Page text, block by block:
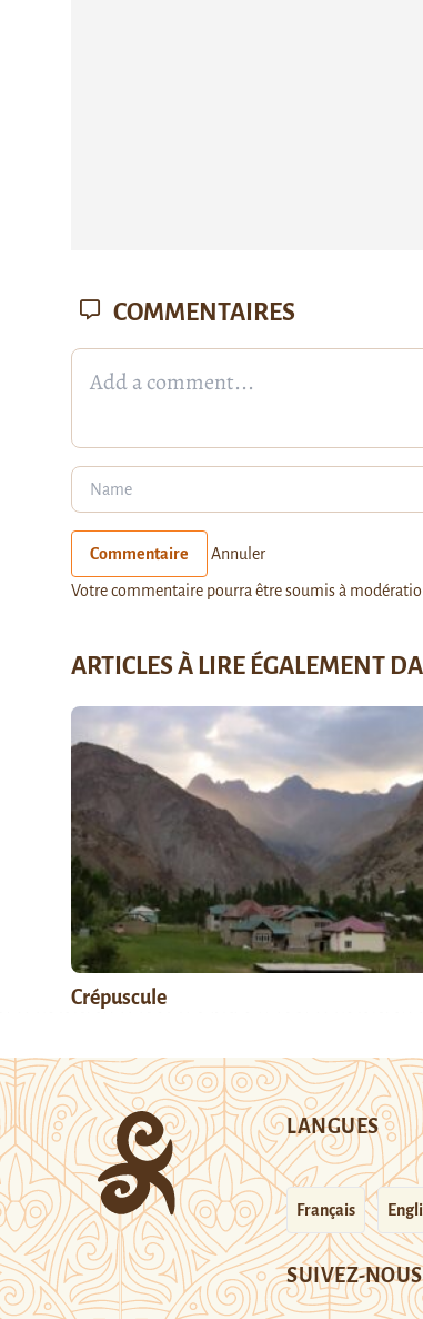
COMMENTAIRES
Commentaire Annuler
Votre commentaire pourra être soumis à
ARTICLES À LIRE ÉGALEMENT
Crépuscule
LANGUES
Français
SUIVEZ-NOUS